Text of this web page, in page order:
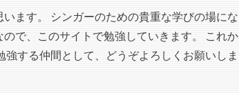
ます。 シンガーのための貴重な学びの場にな
で、このサイトで勉強していきます。 これか
する仲間として、どうぞよろしくお願いしま